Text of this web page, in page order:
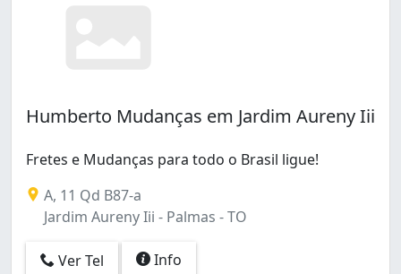
Humberto Mudanças em Jardim Aureny Iii
Fretes e Mudanças para todo o Brasil ligue!
A, 11 Qd B87-a
Jardim Aureny Iii - Palmas - TO
Ver Tel Info